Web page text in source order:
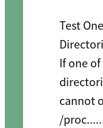
Test
If one
cannot
/